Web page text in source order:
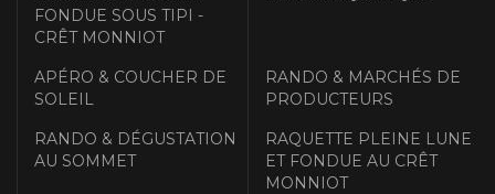
FONDUE SOUS TIPI -
CRÊT MONNIOT
APÉRO & COUCHER DE
SOLEIL
RANDO & MARCHÉS DE
PRODUCTEURS
RANDO & DÉGUSTATION
AU SOMMET
RAQUETTE PLEINE LUNE
ET FONDUE AU CRÊT
MONNIOT